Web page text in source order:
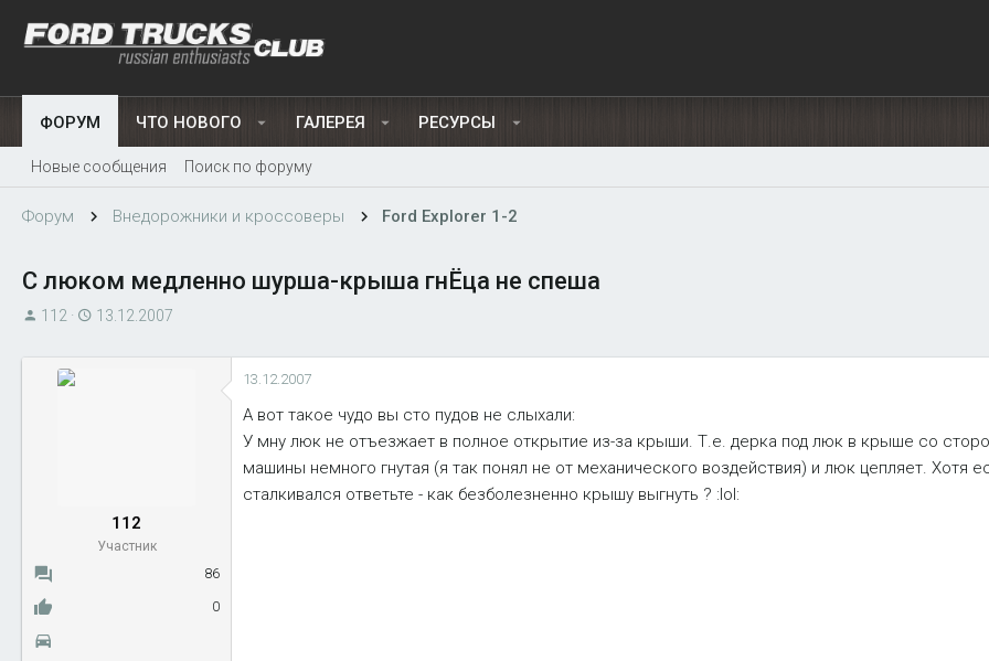
ФОРУМ ЧТО НОВОГО ГАЛЕРЕЯ РЕСУРСЫ
Новые сообщения Поиск по форуму
Форум Внедорожники и кроссоверы Ford Explorer 1-2
С люком медленно шурша-крыша гнЁца не спеша
А
т
112
Д
т
13.12.2007
112
Участник
86
0
13.12.2007
А вот такое чудо вы сто пудов не слыхали:
У мну люк не отъезжает в полное открытие из-за крыши. Т.е. дерка под люк в крыше со
машины немного гнутая (я так понял не от механического воздействия) и люк цепляет. Хотя
сталкивался ответьте - как безболезненно крышу выгнуть ? :lol: